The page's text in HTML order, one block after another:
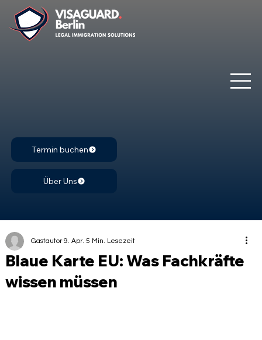
Termin buchen
Über Uns
Blaue Karte EU: Was Fachkräfte
wissen müssen
Gastautor 9. Apr. 5 Min. Lesezeit